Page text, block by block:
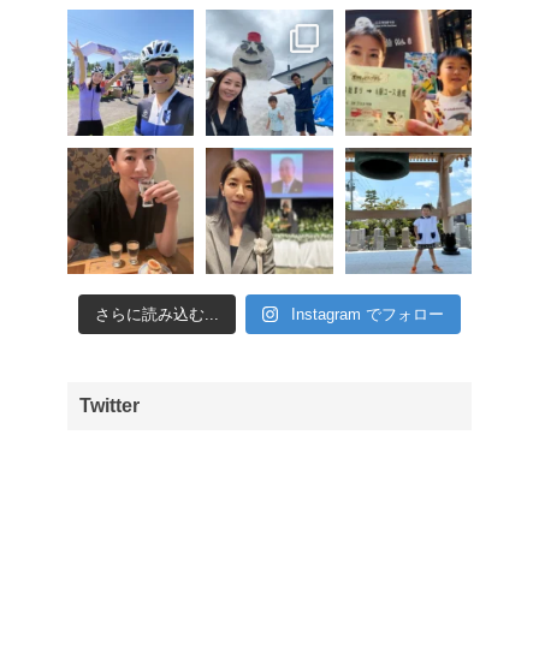
さらに読み込む... Instagram でフォロー
Twitter